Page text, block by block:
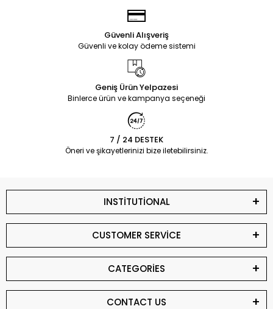
Güvenli Alışveriş
Güvenli ve kolay ödeme sistemi
Geniş Ürün Yelpazesi
Binlerce ürün ve kampanya seçeneği
7 / 24 DESTEK
Öneri ve şikayetlerinizi bize iletebilirsiniz.
INSTİTUTİONAL
CUSTOMER SERVİCE
CATEGORİES
CONTACT US